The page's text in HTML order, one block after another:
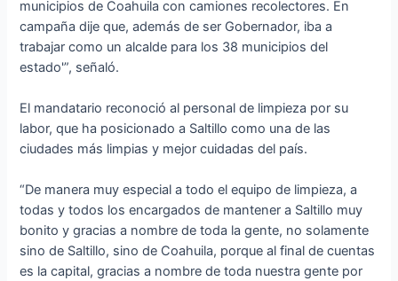
municipios de Coahuila con camiones recolectores. En
campaña dije que, además de ser Gobernador, iba a
trabajar como un alcalde para los 38 municipios del
estado'”, señaló.
El mandatario reconoció al personal de limpieza por su
labor, que ha posicionado a Saltillo como una de las
ciudades más limpias y mejor cuidadas del país.
“De manera muy especial a todo el equipo de limpieza, a
todas y todos los encargados de mantener a Saltillo muy
bonito y gracias a nombre de toda la gente, no solamente
sino de Saltillo, sino de Coahuila, porque al final de cuentas
es la capital, gracias a nombre de toda nuestra gente por